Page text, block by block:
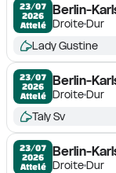
23/07
2026
Attelé
Berlin-
DroiteDur
Lady Gustine
23/07
2026
Attelé
Berlin-
DroiteDur
Taly Sv
23/07
2026
Attelé
Berlin-
DroiteDur